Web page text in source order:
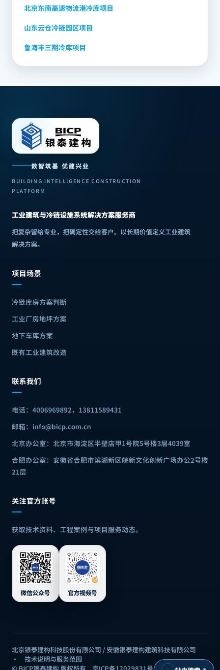
北京东南高速物流港冷库项目
山东云仓冷链园区项目
鲁海丰三期冷库项目
数智筑基 优建兴业
BUILDING INTELLIGENCE CONSTRUCTION
PLATFORM
工业建筑与冷链设施系统解决方案服务商
把复杂留给专业，把确定性交给客户。 以长期价值定义工业建筑
解决方案。
项目场景
冷链库房方案判断
工业厂房地坪方案
地下车库方案
既有工业建筑改造
联系我们
电话： 4006969892，13811589431
邮箱： info@bicp.com.cn
北京办公室： 北京市海淀区半壁店甲1号院5号楼3层4039室
合肥办公室： 安徽省合肥市滨湖新区皖新文化创新广场办公2号楼
21层
关注官方账号
获取技术资料、工程案例与项目服务动态。
微信公众号 官方视频号
北京银泰建构科技股份有限公司 / 安徽银泰建构建筑科技有限公司
· 技术说明与服务范围
© BICP银泰建构 版权所有
京ICP备12029831号